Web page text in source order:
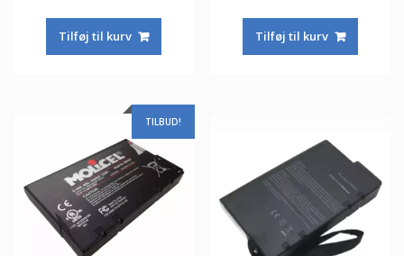
Tilføj til kurv Tilføj til kurv
TILBUD!